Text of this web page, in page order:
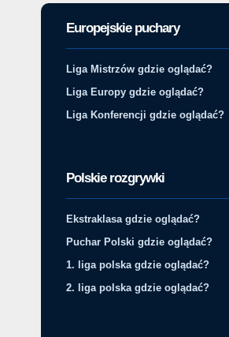
Europejskie puchary
Liga Mistrzów gdzie oglądać?
Liga Europy gdzie oglądać?
Liga Konferencji gdzie oglądać?
Polskie rozgrywki
Ekstraklasa gdzie oglądać?
Puchar Polski gdzie oglądać?
1. liga polska gdzie oglądać?
2. liga polska gdzie oglądać?